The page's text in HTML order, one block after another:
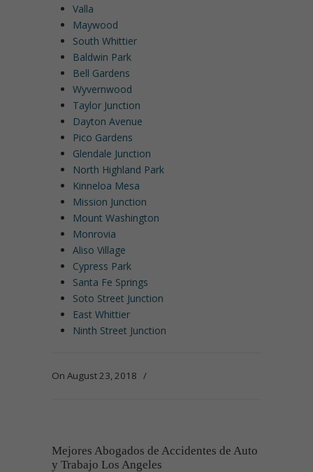
Valla
Maywood
South Whittier
Baldwin Park
Bell Gardens
Wyvernwood
Taylor Junction
Dayton Avenue
Pico Gardens
Glendale Junction
North Highland Park
Kinneloa Mesa
Mission Junction
Mount Washington
Monrovia
Aliso Village
Cypress Park
Santa Fe Springs
Soto Street Junction
East Whittier
Ninth Street Junction
On August 23, 2018 /
Mejores Abogados de Accidentes de Auto
y Trabajo Los Angeles